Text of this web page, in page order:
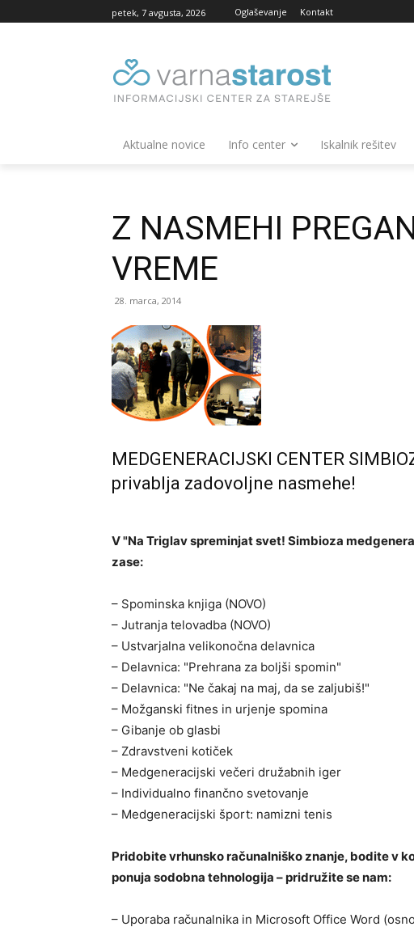
petek, 7 avgusta, 2026 Oglaševanje Kontakt
Aktualne novice Info center Iskalnik rešitev
Z NASMEHI
VREME
28. marca, 2014
MEDGENERACIJSKI CENTER
privablja zadovoljne nasmehe!
V "Na Triglav spreminjat svet! Simbioza
zase:
– Spominska knjiga (NOVO)
– Jutranja telovadba (NOVO)
– Ustvarjalna velikonočna delavnica
– Delavnica: "Prehrana za boljši spomin"
– Delavnica: "Ne čakaj na maj, da se zaljubiš!"
– Možganski fitnes in urjenje spomina
– Gibanje ob glasbi
– Zdravstveni kotiček
– Medgeneracijski večeri družabnih iger
– Individualno finančno svetovanje
– Medgeneracijski šport: namizni tenis
Pridobite vrhunsko računalniško znanje, bodite v
ponuja sodobna tehnologija – pridružite se nam:
– Uporaba računalnika in Microsoft Office Word